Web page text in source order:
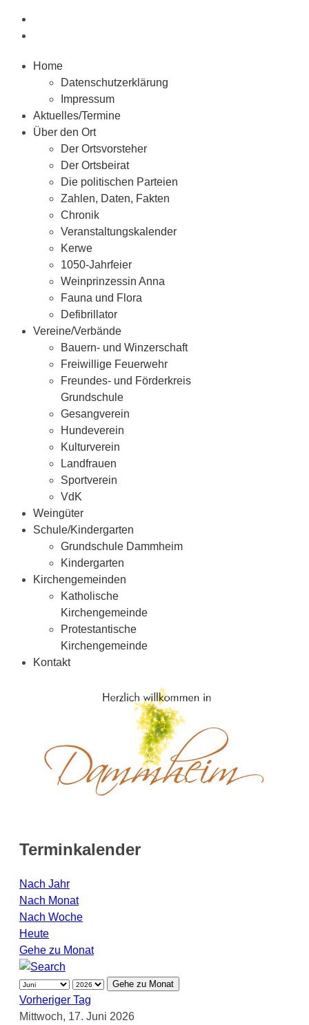
Home
Datenschutzerklärung
Impressum
Aktuelles/Termine
Über den Ort
Der Ortsvorsteher
Der Ortsbeirat
Die politischen Parteien
Zahlen, Daten, Fakten
Chronik
Veranstaltungskalender
Kerwe
1050-Jahrfeier
Weinprinzessin Anna
Fauna und Flora
Defibrillator
Vereine/Verbände
Bauern- und Winzerschaft
Freiwillige Feuerwehr
Freundes- und Förderkreis
Grundschule
Gesangverein
Hundeverein
Kulturverein
Landfrauen
Sportverein
VdK
Weingüter
Schule/Kindergarten
Grundschule Dammheim
Kindergarten
Kirchengemeinden
Katholische
Kirchengemeinde
Protestantische
Kirchengemeinde
Kontakt
Terminkalender
Nach Jahr
Nach Monat
Nach Woche
Heute
Gehe zu Monat
Gehe zu Monat
Vorheriger Tag
Mittwoch, 17. Juni 2026